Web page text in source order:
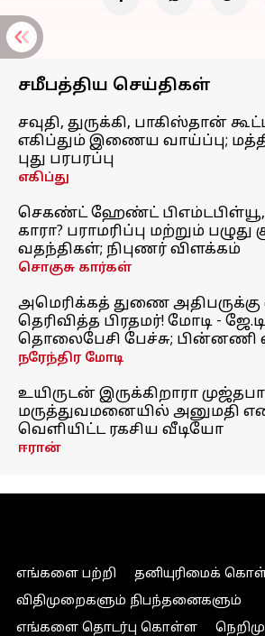
சமீபத்திய செய்திகள்
சவுதி, துருக்கி, பாகிஸ்தான்
எகிப்தும் இணைய வாய்ப்பு;
புது பரபரப்பு
எகிப்து
செகண்ட் ஹேண்ட் பிஎம்டபிள்யூ,
காரா? பராமரிப்பு மற்றும்
வதந்திகள்; நிபுணர் விளக்கம்
சொகுசு கார்கள்
அமெரிக்கத் துணை அதிபருக்கு
தெரிவித்த பிரதமர்! மோடி -
தொலைபேசி பேச்சு; பின்னணி
நரேந்திர மோடி
உயிருடன் இருக்கிறாரா
மருத்துவமனையில் அனுமதி
வெளியிட்ட ரகசிய வீடியோ
ஈரான்
எங்களை பற்றி
தனியுரிமைக்
விதிமுறைகளும் நிபந்தனைகளும்
எங்களை தொடர்பு கொள்ள